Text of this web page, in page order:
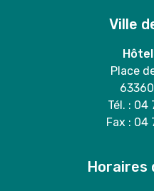
Ville
Place
63360
Tél. : 04
Fax : 04
Horaires